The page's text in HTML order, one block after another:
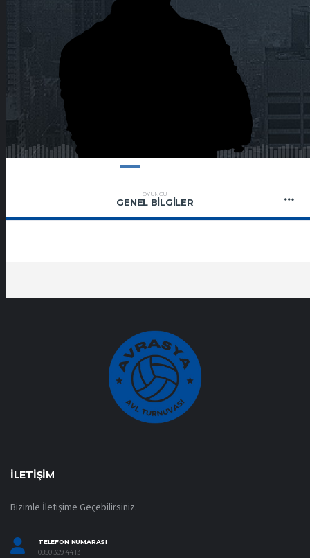
OYUNCU
GENEL BILGILER
İLETIŞIM
Bizimle İletişime Geçebilirsiniz.
TELEFON NUMARASI
0850 309 44 13